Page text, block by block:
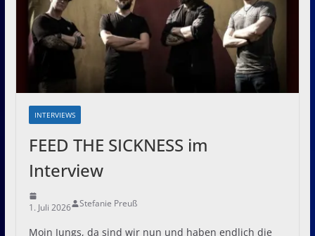
INTERVIEWS
FEED THE SICKNESS im
Interview
1. Juli 2026 Stefanie Preuß
Moin Jungs, da sind wir nun und haben endlich die